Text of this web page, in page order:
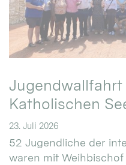
Katholischen
23. Juli 2026
52 Jugendliche der
waren mit